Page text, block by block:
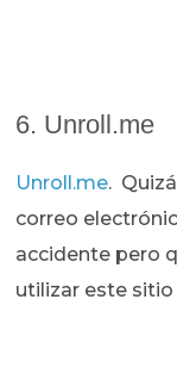
6. Unroll.me
Unroll.me.
correo
accidente pero
utilizar este